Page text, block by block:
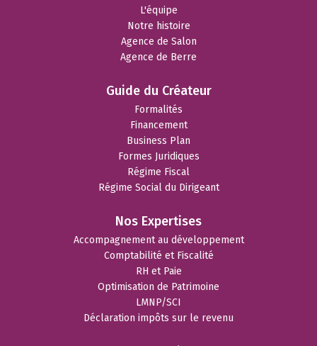
L'équipe
Notre histoire
Agence de Salon
Agence de Berre
Guide du Créateur
Formalités
Financement
Business Plan
Formes Juridiques
Régime Fiscal
Régime Social du Dirigeant
Nos Expertises
Accompagnement au développement
Comptabilité et Fiscalité
RH et Paie
Optimisation de Patrimoine
LMNP/SCI
Déclaration impôts sur le revenu